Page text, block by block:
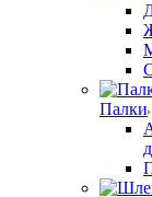
Палки